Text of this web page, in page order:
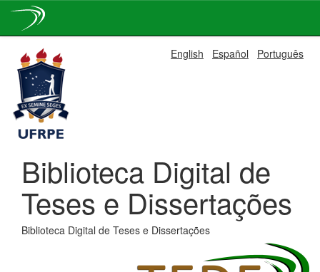
navigation
English Español Português
Biblioteca Digital de
Teses e Dissertações
Biblioteca Digital de Teses e Dissertações